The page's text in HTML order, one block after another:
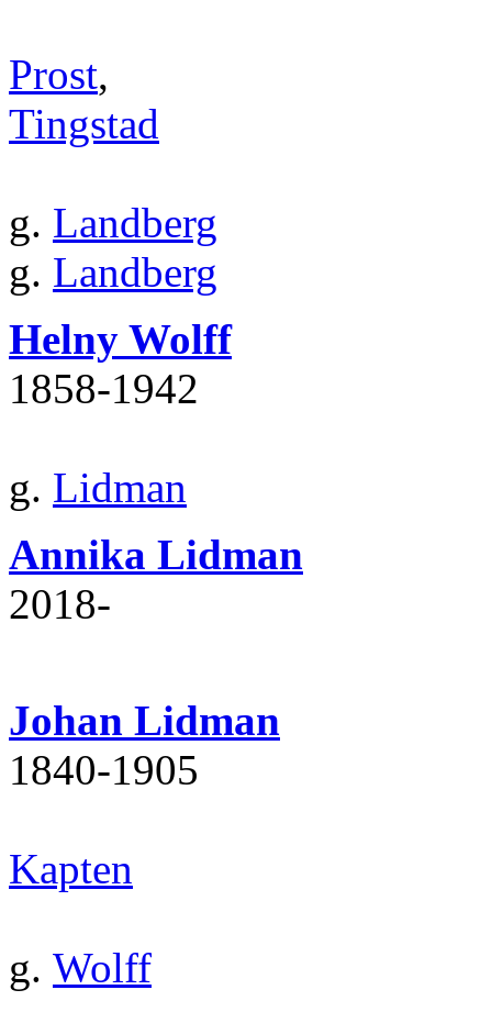
Prost,
Tingstad
g. Landberg
g. Landberg
Helny Wolff
1858‐1942
g. Lidman
Annika Lidman
2018‐
Johan Lidman
1840‐1905
Kapten
g. Wolff